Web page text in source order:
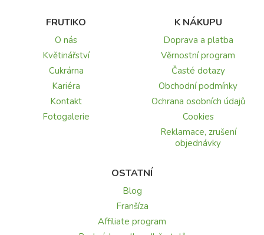
FRUTIKO
O nás
Květinářství
Cukrárna
Kariéra
Kontakt
Fotogalerie
K NÁKUPU
Doprava a platba
Věrnostní program
Časté dotazy
Obchodní podmínky
Ochrana osobních údajů
Cookies
Reklamace, zrušení
objednávky
OSTATNÍ
Blog
Franšíza
Affiliate program